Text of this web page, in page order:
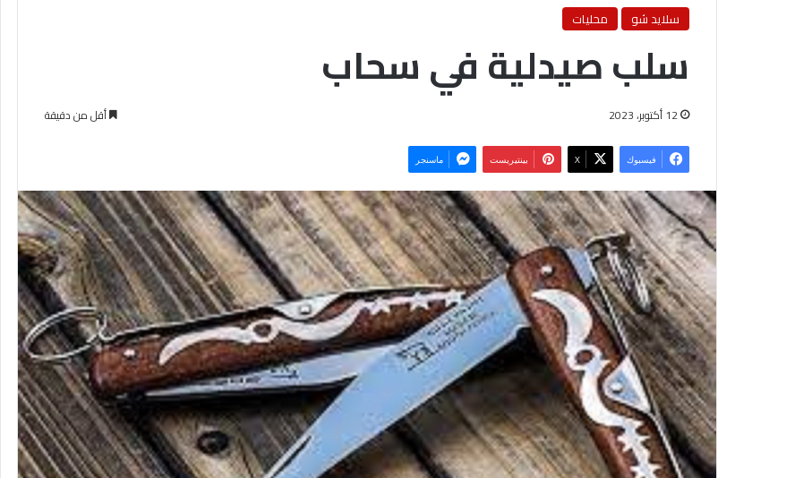
سلايد شو
محليات
سلب صيدلية في سحاب
12 أكتوبر، 2023 أقل من دقيقة
فيسبوك ‫X بينتيريست ماسنجر